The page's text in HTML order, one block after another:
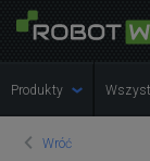
Produkty
Wróć